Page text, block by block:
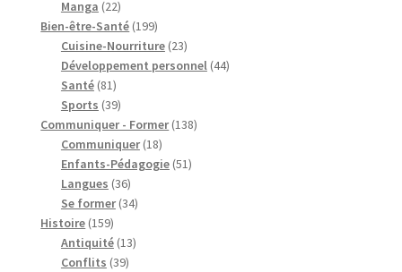
Manga 2222
produits
Bien-être-Santé 199199
produits
Cuisine-Nourriture 2323
produits
Développement personnel 4444
Santé 8181
produits
Sports 3939
produits
Communiquer - Former 138138
Communiquer 1818
produits
Enfants-Pédagogie 5151
Langues 3636
produits
Se former 3434
Histoire 159159
produits
Antiquité 1313
Conflits 3939